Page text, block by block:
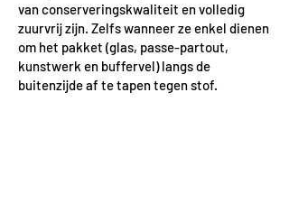
van conserveringskwaliteit en volledig
zuurvrij zijn. Zelfs wanneer ze enkel dienen
om het pakket (glas, passe-partout,
kunstwerk en buffervel) langs de
buitenzijde af te tapen tegen stof.